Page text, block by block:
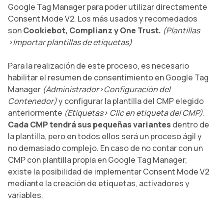
Google Tag Manager para poder utilizar directamente
Consent Mode V2. Los más usados y recomedados
sonCookiebot, Complianz y One Trust. (Plantillas
>Importar plantillas de etiquetas)
Para la realización de este proceso, es necesario
habilitar el resumen de consentimiento en Google Tag
Manager (Administrador>Configuración del
Contenedor)y configurar la plantilla del CMP elegido
anteriormente (Etiquetas> Clic en etiqueta del CMP).
Cada CMP tendrá sus pequeñas variantesdentro de
la plantilla, pero en todos ellos será un proceso ágil y
no demasiado complejo. En caso de no contar con un
CMP con plantilla propia en Google Tag Manager,
existe la posibilidad de implementar Consent Mode V2
mediante la creación de etiquetas, activadores y
variables.